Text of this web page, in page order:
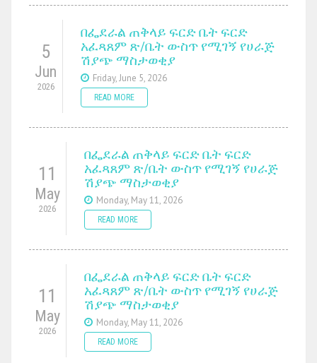
5
Jun
2026
በፌደራል ጠቅላይ ፍርድ ቤት ፍርድ
አፈጻጸም ጽ/ቤት ውስጥ የሚገኝ የሀራጅ
ሽያጭ ማስታወቂያ
Friday, June 5, 2026
READ MORE
11
May
2026
በፌደራል ጠቅላይ ፍርድ ቤት ፍርድ
አፈጻጸም ጽ/ቤት ውስጥ የሚገኝ የሀራጅ
ሽያጭ ማስታወቂያ
Monday, May 11, 2026
READ MORE
11
May
2026
በፌደራል ጠቅላይ ፍርድ ቤት ፍርድ
አፈጻጸም ጽ/ቤት ውስጥ የሚገኝ የሀራጅ
ሽያጭ ማስታወቂያ
Monday, May 11, 2026
READ MORE